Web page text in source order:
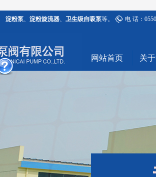
淀粉泵、 淀粉旋流器、 卫生级自吸泵等。 电 话：
网站首页 关